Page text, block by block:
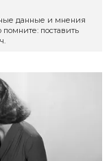
данные и мнения
помните: поставить